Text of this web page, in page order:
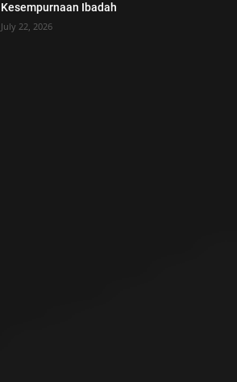
Kesempurnaan Ibadah
July 22, 2026